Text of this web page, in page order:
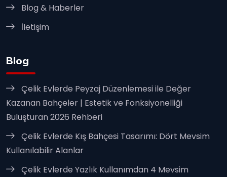
Blog & Haberler
İletişim
Blog
Çelik Evlerde Peyzaj Düzenlemesi ile Değer
Kazanan Bahçeler | Estetik ve Fonksiyonelliği
Buluşturan 2026 Rehberi
Çelik Evlerde Kış Bahçesi Tasarımı: Dört Mevsim
Kullanılabilir Alanlar
Çelik Evlerde Yazlık Kullanımdan 4 Mevsim